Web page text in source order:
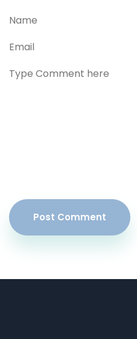
Post Comment